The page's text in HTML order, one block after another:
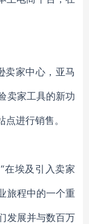
卖家中心，亚马
卖家工具的新功
进行销售。
在埃及引入卖家
旅程中的一个重
发展并与数百万